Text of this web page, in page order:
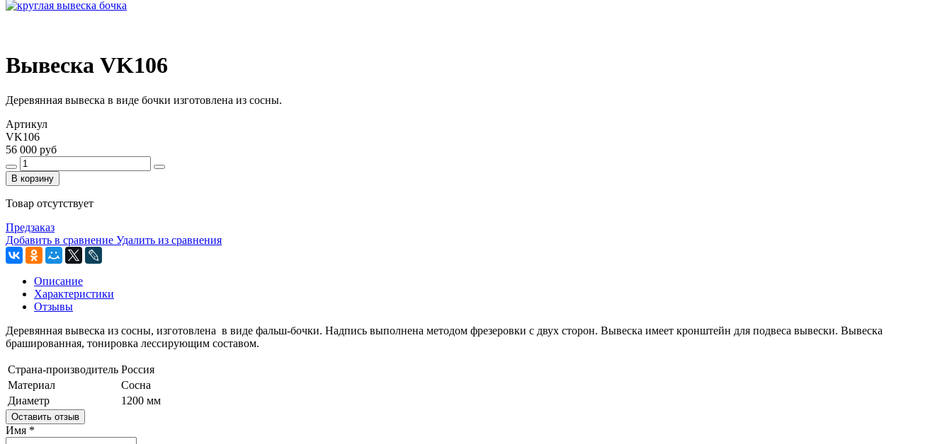
Вывеска VK106
Деревянная вывеска в виде бочки изготовлена из сосны.
Артикул
VK106
56 000 руб
В корзину
Товар отсутствует
Предзаказ
Добавить в сравнение Удалить из сравнения
Описание
Характеристики
Отзывы
Деревянная вывеска из сосны, изготовлена в виде фальш-бочки. Надпись выполнена методом фрезеровки с двух сторон. Вывеска имеет кронштейн для подвеса вывески. Вывеска
брашированная, тонировка лессирующим составом.
Страна-производитель Россия
Материал
Сосна
Диаметр
1200 мм
Оставить отзыв
Имя *